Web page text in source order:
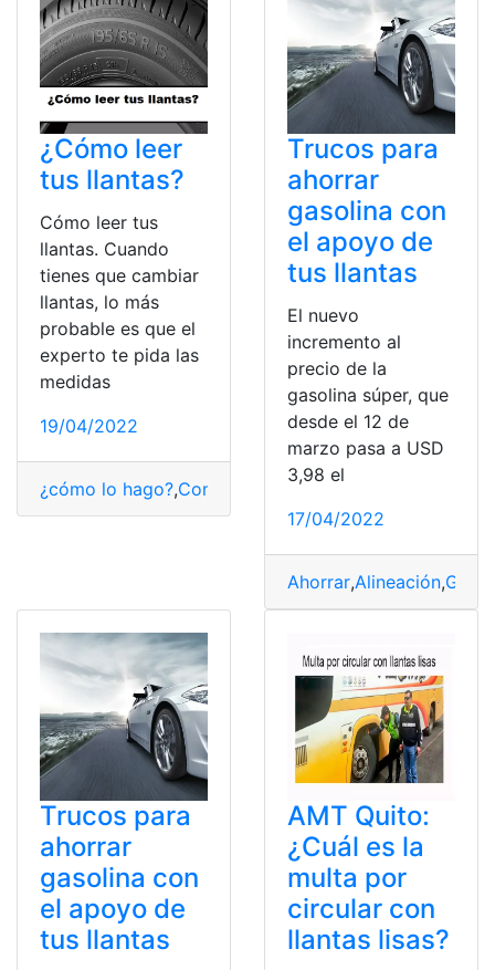
¿Cómo leer
tus llantas?
Cómo leer tus
llantas. Cuando
tienes que cambiar
llantas, lo más
probable es que el
experto te pida las
medidas
19/04/2022
¿cómo lo hago?,Consejos Consultas
Trucos para
ahorrar
gasolina con
el apoyo de
tus llantas
El nuevo
incremento al
precio de la
gasolina súper, que
desde el 12 de
marzo pasa a USD
3,98 el
17/04/2022
Ahorrar,Alineación,
Trucos para
ahorrar
gasolina con
el apoyo de
tus llantas
AMT Quito:
¿Cuál es la
multa por
circular con
llantas lisas?